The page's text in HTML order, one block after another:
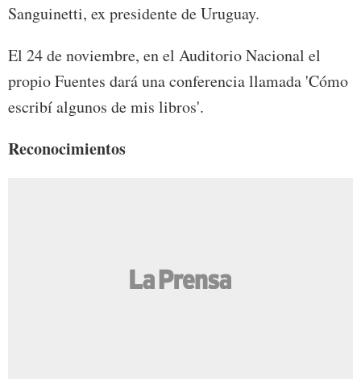
Sanguinetti, ex presidente de Uruguay.
El 24 de noviembre, en el Auditorio Nacional el
propio Fuentes dará una conferencia llamada 'Cómo
escribí algunos de mis libros'.
Reconocimientos